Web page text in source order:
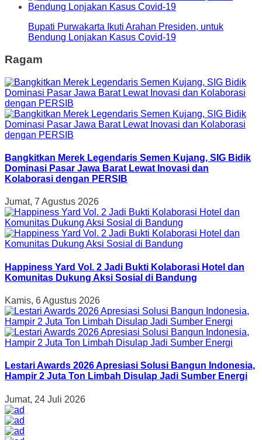
Bupati Purwakarta Ikuti Arahan Presiden, untuk
Bendung Lonjakan Kasus Covid-19
Ragam
Bangkitkan Merek Legendaris Semen Kujang, SIG Bidik
Dominasi Pasar Jawa Barat Lewat Inovasi dan
Kolaborasi dengan PERSIB
Jumat, 7 Agustus 2026
Happiness Yard Vol. 2 Jadi Bukti Kolaborasi Hotel dan
Komunitas Dukung Aksi Sosial di Bandung
Kamis, 6 Agustus 2026
Lestari Awards 2026 Apresiasi Solusi Bangun Indonesia,
Hampir 2 Juta Ton Limbah Disulap Jadi Sumber Energi
Jumat, 24 Juli 2026